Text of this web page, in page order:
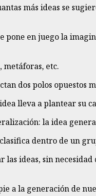
más ideas se
pone en juego la
metáforas, etc.
dos polos opuestos
lleva a plantear su
la idea
dentro de un
ideas, sin
a la generación de